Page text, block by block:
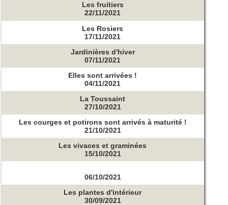
Les fruitiers
22/11/2021
Les Rosiers
17/11/2021
Jardinières d'hiver
07/11/2021
Elles sont arrivées !
04/11/2021
La Toussaint
27/10/2021
Les courges et potirons sont arrivés à maturité !
21/10/2021
Les vivaces et graminées
15/10/2021
06/10/2021
Les plantes d'intérieur
30/09/2021